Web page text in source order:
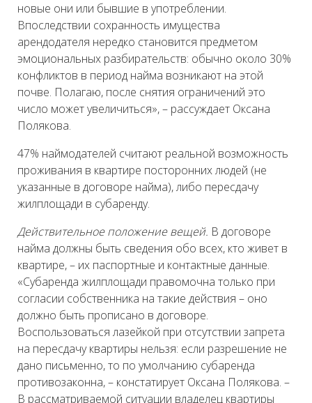
новые они или бывшие в употреблении.
Впоследствии сохранность имущества
арендодателя нередко становится предметом
эмоциональных разбирательств: обычно около 30%
конфликтов в период найма возникают на этой
почве. Полагаю, после снятия ограничений это
число может увеличиться», – рассуждает Оксана
Полякова.
47% наймодателей считают реальной возможность
проживания в квартире посторонних людей (не
указанные в договоре найма), либо пересдачу
жилплощади в субаренду.
Действительное положение вещей. В договоре
найма должны быть сведения обо всех, кто живет в
квартире, – их паспортные и контактные данные.
«Субаренда жилплощади правомочна только при
согласии собственника на такие действия – оно
должно быть прописано в договоре.
Воспользоваться лазейкой при отсутствии запрета
на пересдачу квартиры нельзя: если разрешение не
дано письменно, то по умолчанию субаренда
противозаконна, – констатирует Оксана Полякова. –
В рассматриваемой ситуации владелец квартиры